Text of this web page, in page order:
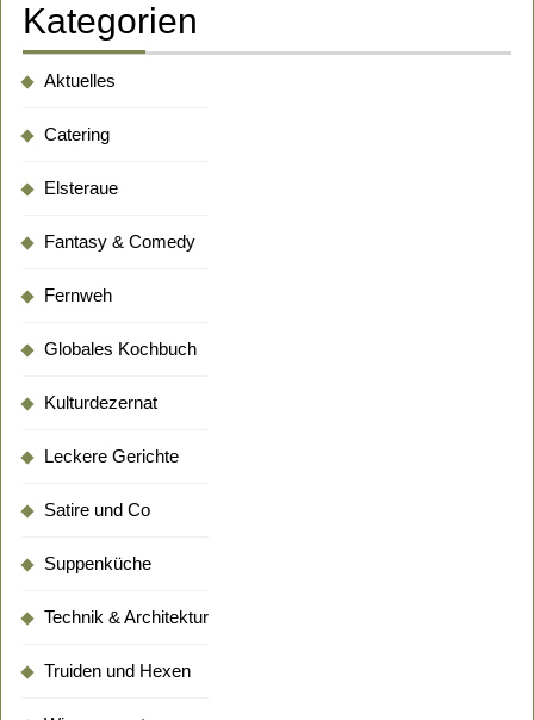
Kategorien
Aktuelles
Catering
Elsteraue
Fantasy & Comedy
Fernweh
Globales Kochbuch
Kulturdezernat
Leckere Gerichte
Satire und Co
Suppenküche
Technik & Architektur
Truiden und Hexen